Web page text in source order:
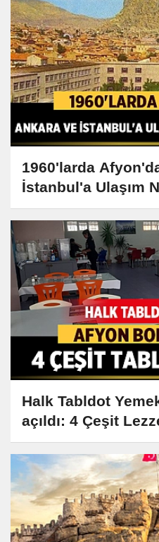
1960'larda
İstanbul'a Ulaşım
Halk Tabldot
açıldı: 4 Çeşit